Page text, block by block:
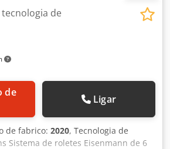
de
Ligar
de fabrico: 2020, Tecnologia de
Sistema de roletes Eisenmann de 6